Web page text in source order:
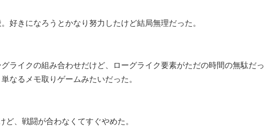
好きになろうとかなり努力したけど結局無理だった。
ライクの組み合わせだけど、ローグライク要素がただの時間の無駄だっ
なるメモ取りゲームみたいだった。
、戦闘が合わなくてすぐやめた。